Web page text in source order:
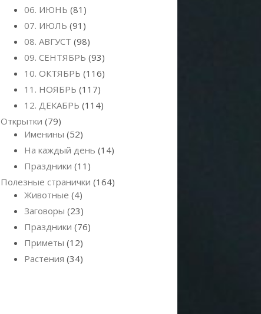
06. ИЮНЬ (81)
07. ИЮЛЬ (91)
08. АВГУСТ (98)
09. СЕНТЯБРЬ (93)
10. ОКТЯБРЬ (116)
11. НОЯБРЬ (117)
12. ДЕКАБРЬ (114)
Открытки (79)
Именины (52)
На каждый день (14)
Праздники (11)
Полезные странички (164)
Животные (4)
Заговоры (23)
Праздники (76)
Приметы (12)
Растения (34)